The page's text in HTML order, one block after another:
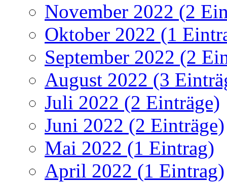
November 2022 (2
Oktober 2022 (1
September 2022 (2
August 2022 (3
Juli 2022 (2 Einträge)
Juni 2022 (2 Einträge)
Mai 2022 (1 Eintrag)
April 2022 (1 Eintrag)